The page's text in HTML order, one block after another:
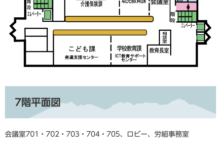
7階平面図
会議室701・702・703・704・705、ロビー、労組事務室